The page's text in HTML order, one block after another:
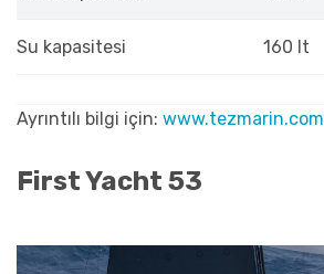
Su kapasitesi 160 lt
Ayrıntılı bilgi için: www.tezmarin.com
First Yacht 53